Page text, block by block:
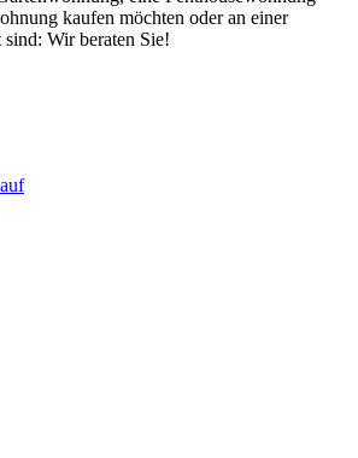
kaufen möchten oder an einer
Wir beraten Sie!